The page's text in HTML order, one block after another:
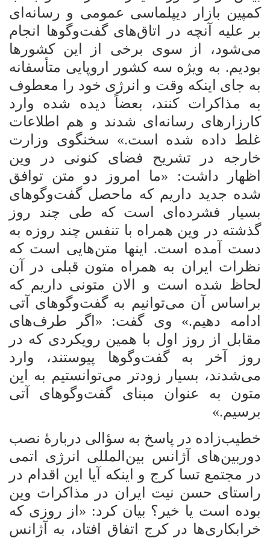
کمپین بازار دیپلماسی عمومی و رسانه‌ای
بر علیه آنچه در اتاق‌های گفت‌وگوها انجام
می‌شود، از سوی برخی از این کشورها
بودیم. به ویژه سه کشور اروپایی متأسفانه
به جای اینکه وقت و انرژی خود را معطوف
به مذاکرات کنند، بعضاً دیده شده وارد
کارزارهای رسانه‌ای شدند و هم اطلاعات
غلط داده شده است.» سخنگوی وزارت
خارجه در تشریح فضای کنونی در وین
اظهار داشت: «ما امروز دو متن توافق
شده جدید داریم که ماحصل گفت‌وگوهای
بسیار فشرده‌ای است که طی چند روز
گذشته در وین همراه با تنفس چند روزه به
دست آمده است. اینها متن‌هایی است که
نظرات ایران به همراه متون قبلی در آن
لحاظ شده است و الان متونی داریم که
براساس آن می‌توانیم به گفت‌وگوهای آتی
ادامه دهیم.» وی گفت: «اگر طرف‌های
مقابل از روز اول با همین رویکردی که در
روز آخر به گفت‌وگوها پیوستند، وارد
می‌شدند، بسیار زودتر می‌توانستیم به این
متون به عنوان مبنای گفت‌وگوهای آتی
برسیم.»
خطیب‌زاده در پاسخ به سؤالی دربارۀ نصب
دوربین‌های آژانس بین‌المللی انرژی اتمی
در مجتمع تسا کرج و اینکه آیا این اقدام در
راستای حسن نیت ایران در مذاکرات وین
بوده است یا خیر؟ بیان کرد: «از روزی که
خرابکاری‌ها در کرج اتفاق افتاد، به آژانس